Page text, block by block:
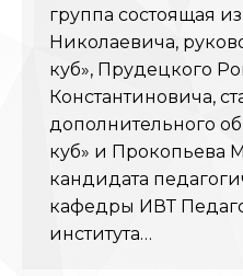
группа состоящая
Николаевича,
куб», Прудецкого
Константиновича,
дополнительного
куб» и Прокопьева
кандидата
кафедры ИВТ
института…